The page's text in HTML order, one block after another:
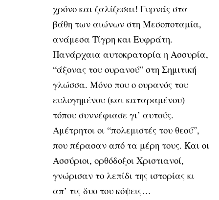
χρόνο και ζαλίζεσαι! Γυρνάς στα
βάθη των αιώνων στη Μεσοποταμία,
ανάμεσα Τίγρη και Ευφράτη.
Πανάρχαια αυτοκρατορία η Ασσυρία,
“άξονας του ουρανού” στη Σημιτική
γλώσσα. Μόνο που ο ουρανός του
ευλογημένου (και καταραμένου)
τόπου συννέφιασε γι’ αυτούς.
Αμέτρητοι οι “πολεμιστές του θεού”,
που πέρασαν από τα μέρη τους. Και οι
Ασσύριοι, ορθόδοξοι Χριστιανοί,
γνώρισαν το λεπίδι της ιστορίας κι
απ’ τις δυο του κόψεις…